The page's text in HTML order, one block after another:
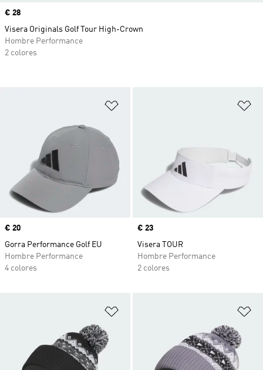
Precio
€ 20
Gorra Performance Golf EU
Hombre Performance
4 colores
Precio
€ 23
Visera TOUR
Hombre Performance
2 colores
Precio
€ 28
Visera Originals Golf Tour High-Crown
Hombre Performance
2 colores